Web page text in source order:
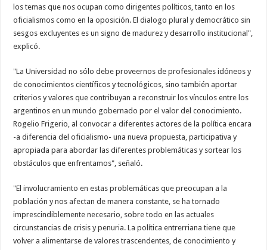
los temas que nos ocupan como dirigentes políticos, tanto en los
oficialismos como en la oposición. El dialogo plural y democrático sin
sesgos excluyentes es un signo de madurez y desarrollo institucional",
explicó.
"La Universidad no sólo debe proveernos de profesionales idóneos y
de conocimientos científicos y tecnológicos, sino también aportar
criterios y valores que contribuyan a reconstruir los vínculos entre los
argentinos en un mundo gobernado por el valor del conocimiento.
Rogelio Frigerio, al convocar a diferentes actores de la política encara
-a diferencia del oficialismo- una nueva propuesta, participativa y
apropiada para abordar las diferentes problemáticas y sortear los
obstáculos que enfrentamos", señaló.
"El involucramiento en estas problemáticas que preocupan a la
población y nos afectan de manera constante, se ha tornado
imprescindiblemente necesario, sobre todo en las actuales
circunstancias de crisis y penuria. La política entrerriana tiene que
volver a alimentarse de valores trascendentes, de conocimiento y